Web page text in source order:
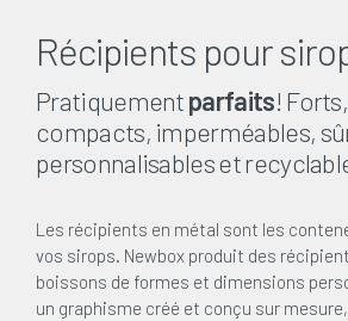
Récipients pour
Pratiquementparfaits!
compacts, imperméables,
personnalisables et
Les récipients en métal sont les
vos sirops. Newbox produit des
boissons de formes et dimensions
un graphisme créé et conçu sur